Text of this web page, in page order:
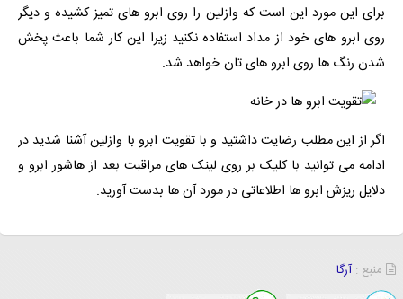
برای این مورد این است که وازلین را روی ابرو های تمیز کشیده و دیگر
روی ابرو های خود از مداد استفاده نکنید زیرا این کار شما باعث پخش
شدن رنگ ها روی ابرو های تان خواهد شد.
اگر از این مطلب رضایت داشتید و با تقویت ابرو با وازلین آشنا شدید در
ادامه می توانید با کلیک بر روی لینک های مراقبت بعد از هاشورابرو و
دلایل ریزش ابرو ها اطلاعاتی در مورد آن ها بدست آورید.
منبع : آرگا